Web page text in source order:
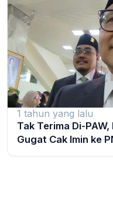
1 tahun yang lalu
Tak Terima Di-
Gugat Cak Imin ke